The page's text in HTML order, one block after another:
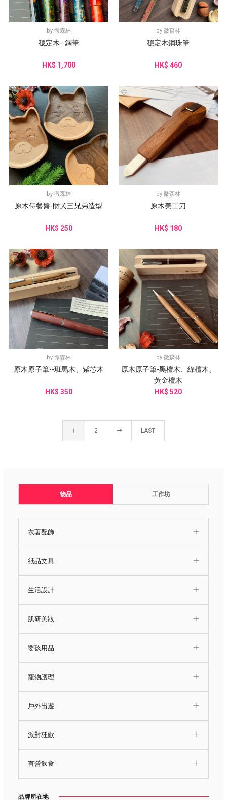
物品 工作坊
衣著配飾
紙品文具
生活設計
肌研美妝
嬰孩用品
寵物護理
戶外出遊
派對狂歡
有營飲食
品牌所在地
by 微森林
穩定木--鋼筆
HK$ 1,700
by微森林
穩定木鋼珠筆
HK$ 460
by 微森林
原木侍餐盤-財犬三兄弟造型
HK$ 250
by微森林
原木美工刀
HK$ 180
by 微森林
原木原子筆--班馬木、紫芯木
HK$ 350
by微森林
原木原子筆-黑檀木、綠檀木、
黃金檀木
HK$ 520
1 2 LAST